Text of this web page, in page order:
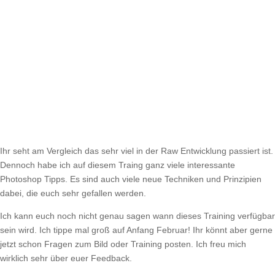
Ihr seht am Vergleich das sehr viel in der Raw Entwicklung passiert ist.
Dennoch habe ich auf diesem Traing ganz viele interessante
Photoshop Tipps. Es sind auch viele neue Techniken und Prinzipien
dabei, die euch sehr gefallen werden.
Ich kann euch noch nicht genau sagen wann dieses Training verfügbar
sein wird. Ich tippe mal groß auf Anfang Februar! Ihr könnt aber gerne
jetzt schon Fragen zum Bild oder Training posten. Ich freu mich
wirklich sehr über euer Feedback.